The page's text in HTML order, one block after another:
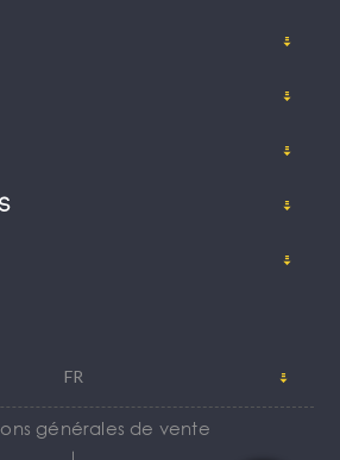
FR
générales de vente